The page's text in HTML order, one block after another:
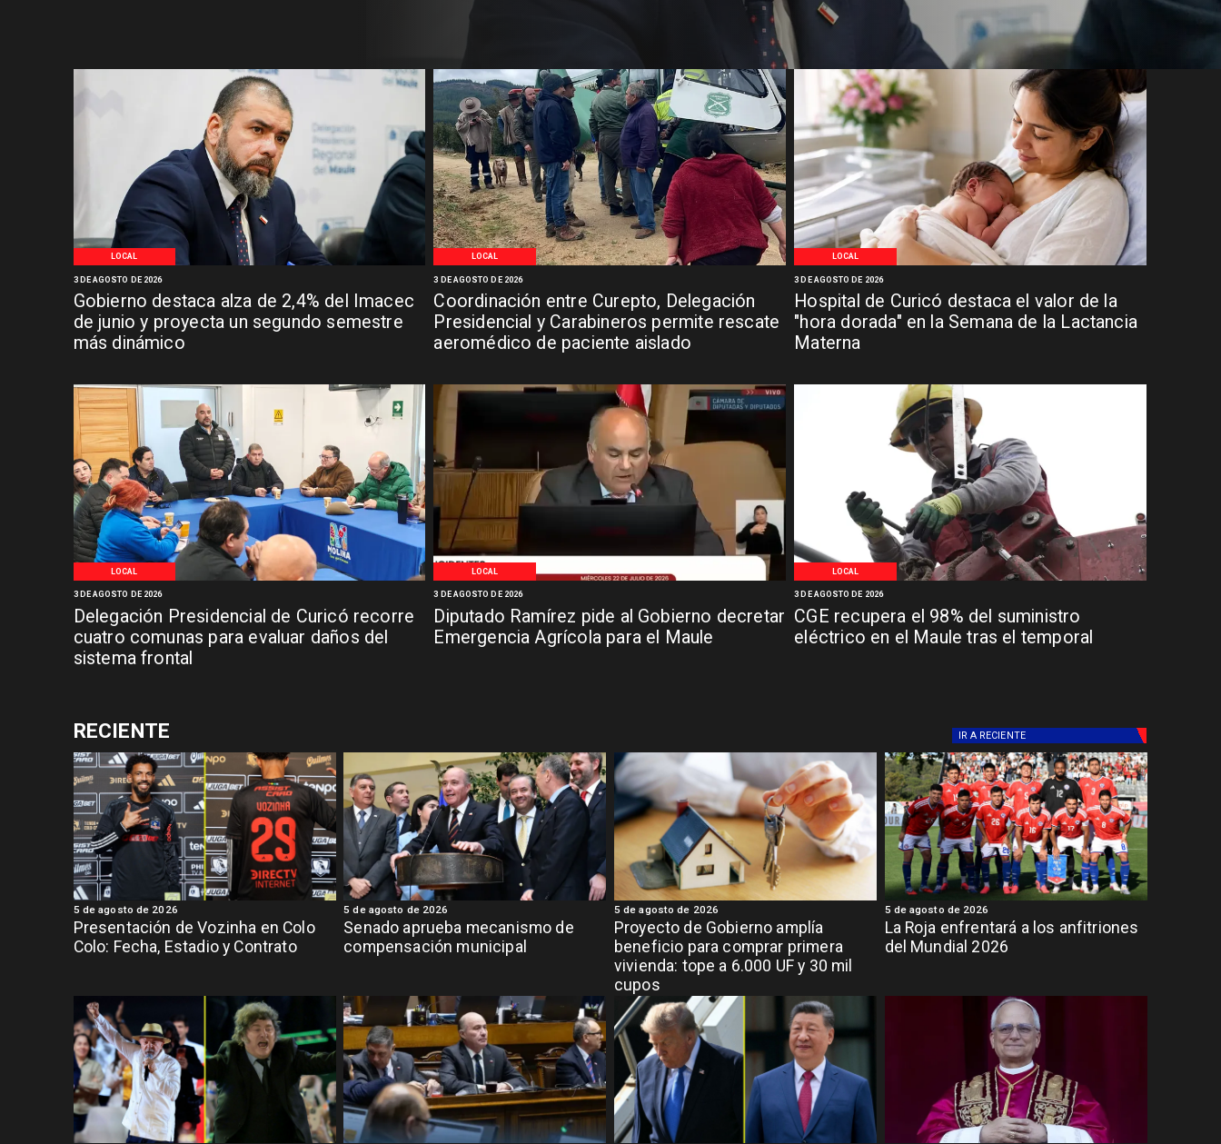
LOCAL
Gobierno destaca alza de 2,4% del Imacec
de junio y proyecta un segundo semestre
más dinámico
3 DE AGOSTO DE 2026
LOCAL
Coordinación entre Curepto, Delegación
Presidencial y Carabineros permite rescate
aeromédico de paciente aislado
3 DE AGOSTO DE 2026
LOCAL
Hospital de Curicó destaca el valor de la
"hora dorada" en la Semana de la Lactancia
Materna
3 DE AGOSTO DE 2026
LOCAL
Delegación Presidencial de Curicó recorre
cuatro comunas para evaluar daños del
sistema frontal
3 DE AGOSTO DE 2026
LOCAL
Diputado Ramírez pide al Gobierno decretar
Emergencia Agrícola para el Maule
3 DE AGOSTO DE 2026
LOCAL
CGE recupera el 98% del suministro
eléctrico en el Maule tras el temporal
3 DE AGOSTO DE 2026
RECIENTE IR A RECIENTE
Presentación de Vozinha en Colo
Colo: Fecha, Estadio y Contrato
5 de agosto de 2026
Senado aprueba mecanismo de
compensación municipal
5 de agosto de 2026
Proyecto de Gobierno amplía
beneficio para comprar primera
vivienda: tope a 6.000 UF y 30 mil
cupos
5 de agosto de 2026
La Roja enfrentará a los anfitriones
del Mundial 2026
5 de agosto de 2026